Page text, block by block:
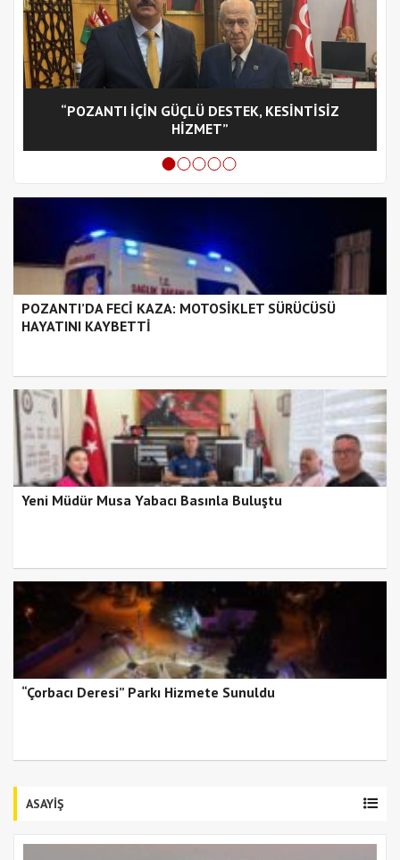
“POZANTI İÇİN GÜÇLÜ DESTEK, KESİNTİSİZ
HİZMET”
POZANTI’DA FECİ KAZA: MOTOSİKLET SÜRÜCÜSÜ
HAYATINI KAYBETTİ
Yeni Müdür Musa Yabacı Basınla Buluştu
“Çorbacı Deresi” Parkı Hizmete Sunuldu
ASAYİŞ